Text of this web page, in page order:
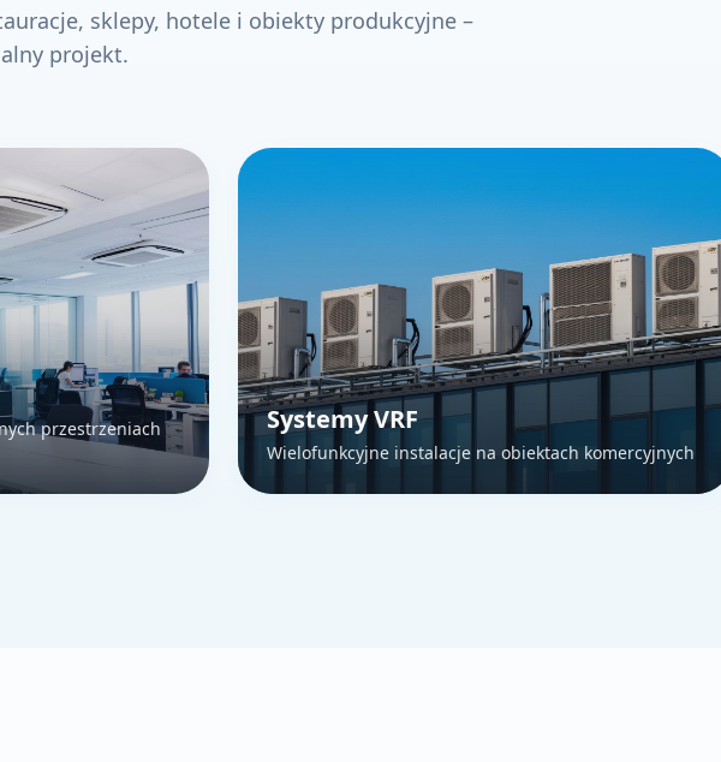
sklepy, hotele i obiekty produkcyjne –
projekt.
przestrzeniach
Systemy VRF
Wielofunkcyjne instalacje na obiektach komercyjnych